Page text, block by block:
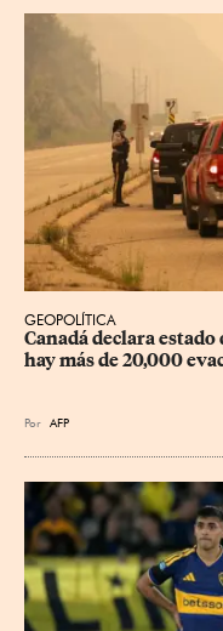
GEOPOLÍTICA
Canadá declara
hay más de 20,000
Por AFP